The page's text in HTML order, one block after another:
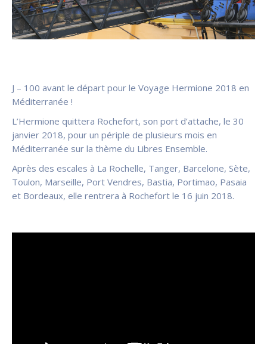
J – 100 avant le départ pour le Voyage Hermione 2018 en
Méditerranée !
L’Hermione quittera Rochefort, son port d’attache, le 30
janvier 2018, pour un périple de plusieurs mois en
Méditerranée sur la thème du Libres Ensemble.
Après des escales à La Rochelle, Tanger, Barcelone, Sète,
Toulon, Marseille, Port Vendres, Bastia, Portimao, Pasaia
et Bordeaux, elle rentrera à Rochefort le 16 juin 2018.